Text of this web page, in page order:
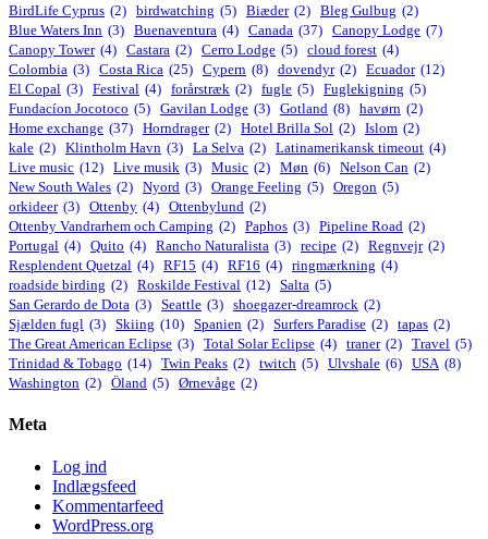
BirdLife Cyprus (2) birdwatching (5) Biæder (2) Bleg Gulbug (2)
Blue Waters Inn (3) Buenaventura (4) Canada (37) Canopy Lodge (7)
Canopy Tower (4) Castara (2) Cerro Lodge (5) cloud forest (4)
Colombia (3) Costa Rica (25) Cypern (8) dovendyr (2) Ecuador (12)
El Copal (3) Festival (4) forårstræk (2) fugle (5) Fuglekigning (5)
Fundacíon Jocotoco (5) Gavilan Lodge (3) Gotland (8) havørn (2)
Home exchange (37) Horndrager (2) Hotel Brilla Sol (2) Islom (2)
kale (2) Klintholm Havn (3) La Selva (2) Latinamerikansk timeout (4)
Live music (12) Live musik (3) Music (2) Møn (6) Nelson Can (2)
New South Wales (2) Nyord (3) Orange Feeling (5) Oregon (5)
orkideer (3) Ottenby (4) Ottenbylund (2)
Ottenby Vandrarhem och Camping (2) Paphos (3) Pipeline Road (2)
Portugal (4) Quito (4) Rancho Naturalista (3) recipe (2) Regnvejr (2)
Resplendent Quetzal (4) RF15 (4) RF16 (4) ringmærkning (4)
roadside birding (2) Roskilde Festival (12) Salta (5)
San Gerardo de Dota (3) Seattle (3) shoegazer-dreamrock (2)
Sjælden fugl (3) Skiing (10) Spanien (2) Surfers Paradise (2) tapas (2)
The Great American Eclipse (3) Total Solar Eclipse (4) traner (2) Travel (5)
Trinidad & Tobago (14) Twin Peaks (2) twitch (5) Ulvshale (6) USA (8)
Washington (2) Öland (5) Ørnevåge (2)
Meta
Log ind
Indlægsfeed
Kommentarfeed
WordPress.org